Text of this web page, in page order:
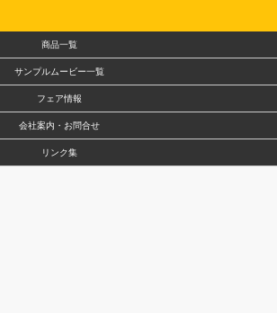
商品一覧
サンプルムービー一覧
フェア情報
会社案内・お問合せ
リンク集